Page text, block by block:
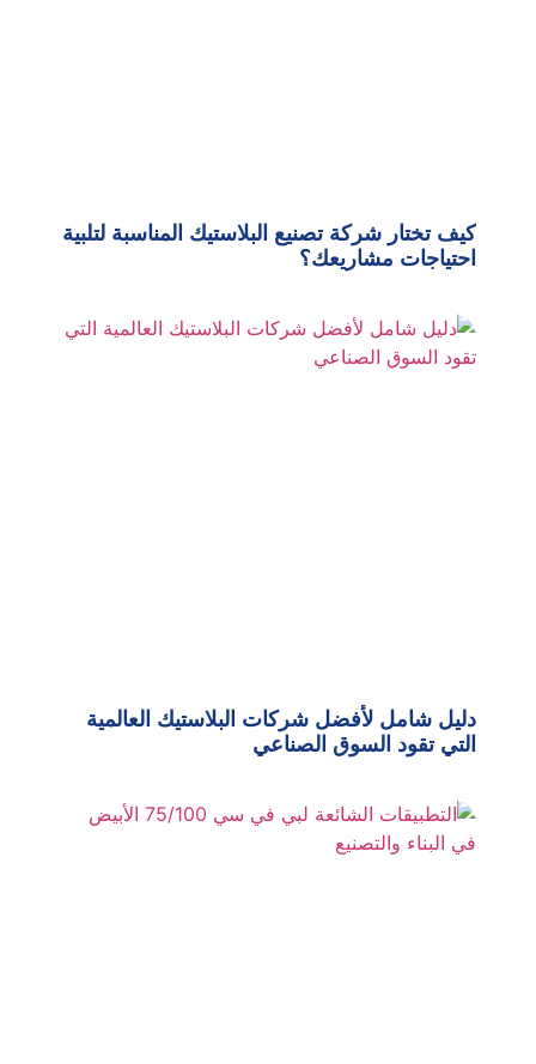
كيف تختار شركة تصنيع البلاستيك المناسبة لتلبية
احتياجات مشاريعك؟
دليل شامل لأفضل شركات البلاستيك العالمية
التي تقود السوق الصناعي